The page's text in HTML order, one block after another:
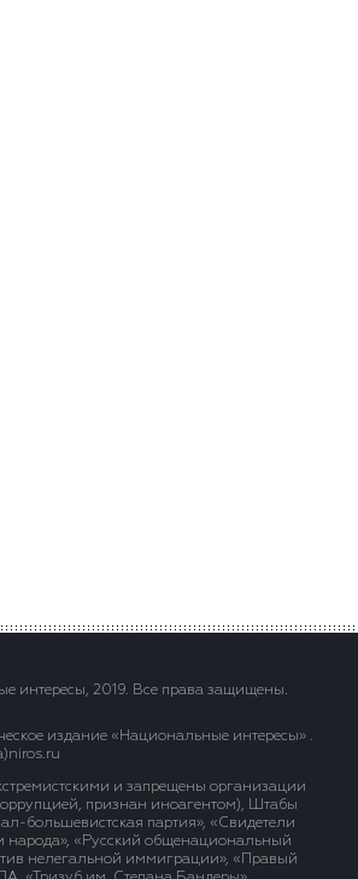
интересы, 2019. Все права защищены.
издание «Национальные интересы» .
и запрещены организации
признан иноагентом), Штабы
большевистская партия», «Свидетели
народа», «Русский общенациональный
нелегальной иммиграции», «Правый